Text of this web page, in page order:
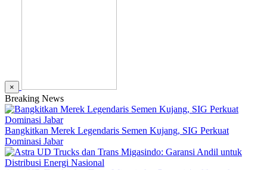
×
Breaking News
Bangkitkan Merek Legendaris Semen Kujang, SIG Perkuat
Dominasi Jabar